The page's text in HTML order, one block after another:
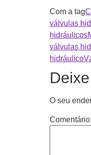
Com a tag
válvulas
hidráulicos
válvulas
hidráulico
O seu
Comentário